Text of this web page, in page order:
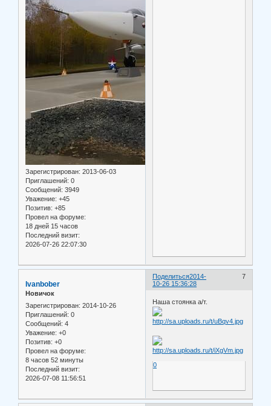
Зарегистрирован: 2013-06-03
Приглашений: 0
Сообщений: 3949
Уважение: +45
Позитив: +85
Провел на форуме:
18 дней 15 часов
Последний визит:
2026-07-26 22:07:30
Поделиться 7
2014-
10-26 15:36:28
Ivanbober
Новичок
Зарегистрирован: 2014-10-26
Приглашений: 0
Сообщений: 4
Уважение: +0
Позитив: +0
Провел на форуме:
8 часов 52 минуты
Последний визит:
2026-07-08 11:56:51
Наша стоянка а/т.
0